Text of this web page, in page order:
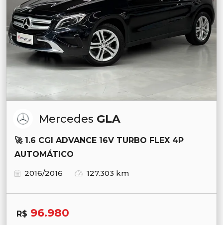
Mercedes GLA
🚀 1.6 CGI ADVANCE 16V TURBO FLEX 4P
AUTOMÁTICO
2016/2016
127.303 km
R$ 96.980